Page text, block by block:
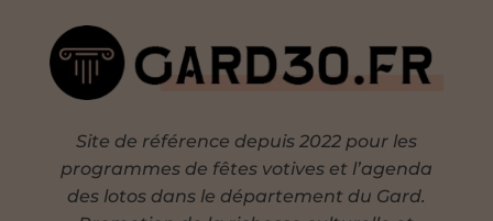
Site de référence depuis 2022 pour les
programmes de fêtes votives et l’agenda
des lotos dans le département du Gard.